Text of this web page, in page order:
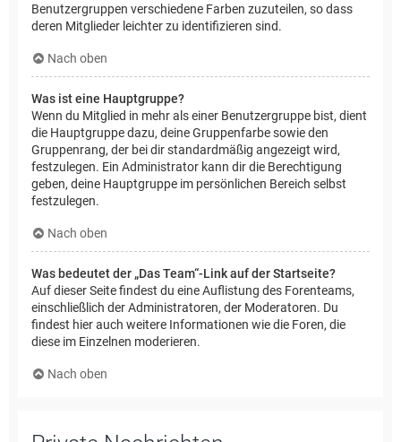
Benutzergruppen verschiedene Farben zuzuteilen, so dass
deren Mitglieder leichter zu identifizieren sind.
Nach oben
Was ist eine Hauptgruppe?
Wenn du Mitglied in mehr als einer Benutzergruppe bist, dient
die Hauptgruppe dazu, deine Gruppenfarbe sowie den
Gruppenrang, der bei dir standardmäßig angezeigt wird,
festzulegen. Ein Administrator kann dir die Berechtigung
geben, deine Hauptgruppe im persönlichen Bereich selbst
festzulegen.
Nach oben
Was bedeutet der „Das Team“-Link auf der Startseite?
Auf dieser Seite findest du eine Auflistung des Forenteams,
einschließlich der Administratoren, der Moderatoren. Du
findest hier auch weitere Informationen wie die Foren, die
diese im Einzelnen moderieren.
Nach oben